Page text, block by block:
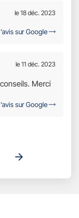
le 18 déc. 2023
sur Google
le 11 déc. 2023
Merci
sur Google